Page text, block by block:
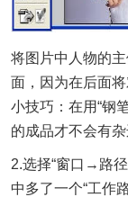
将图片中人物的
面，因为在后面将
小技巧：在用“钢
的成品才不会有杂
2.选择“窗口→路
中多了一个“工作